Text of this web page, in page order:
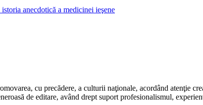
cu precădere, a culturii naţionale, acordând atenţie
de editare, având drept suport profesionalismul,